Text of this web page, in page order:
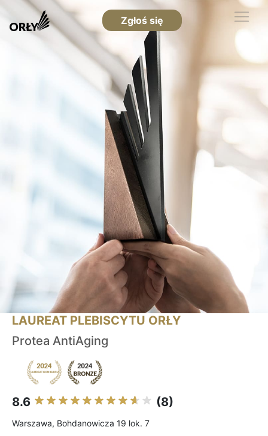
Zgłoś się
LAUREAT PLEBISCYTU ORŁY
Protea AntiAging
8.6 (8)
Warszawa, Bohdanowicza 19 lok. 7